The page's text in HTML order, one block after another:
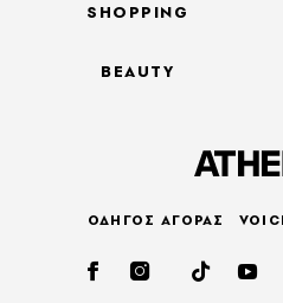
SHOPPING
BEAUTY
ΟΔΗΓΟΣ ΑΓΟΡΑΣ